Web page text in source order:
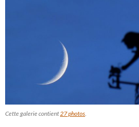
Cette galerie contient 27 photos